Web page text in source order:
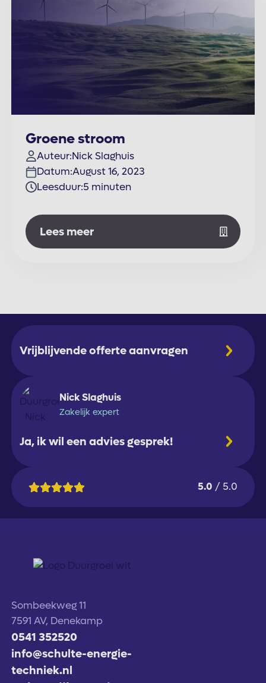
Groene stroom
Auteur:Nick Slaghuis
Datum:August 16, 2023
Leesduur:5 minuten
Lees meer
5.0 / 5.0
Vrijblijvende offerte aanvragen
Ja, ik wil een advies gesprek!
Nick Slaghuis
Zakelijk expert
Sombeekweg 11
7591 AV, Denekamp
0541 352520
info@schulte-energie-
techniek.nl